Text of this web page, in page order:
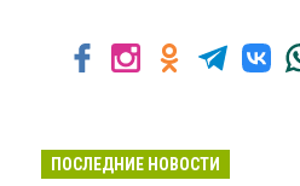
ПОСЛЕДНИЕ НОВОСТИ